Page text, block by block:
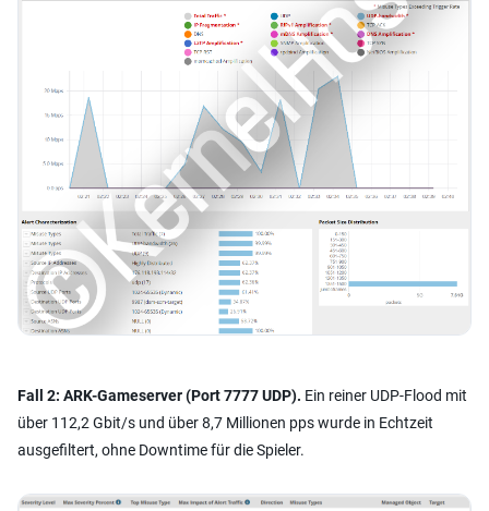
Fall 2: ARK-Gameserver (Port 7777 UDP). Ein reiner UDP-Flood mit
über 112,2 Gbit/s und über 8,7 Millionen pps wurde in Echtzeit
ausgefiltert, ohne Downtime für die Spieler.